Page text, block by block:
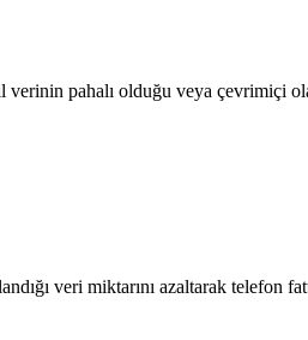
pahalı olduğu veya çevrimiçi
veri miktarını azaltarak telefon